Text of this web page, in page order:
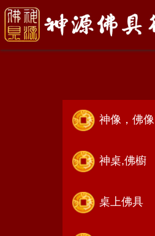
線香
神像，佛像
神桌,佛櫥
桌上佛具